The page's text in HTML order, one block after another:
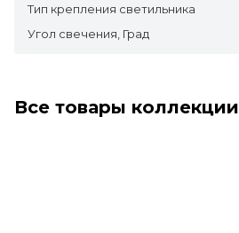
Тип крепления светильника
Угол свечения, Град
Все товары коллекции